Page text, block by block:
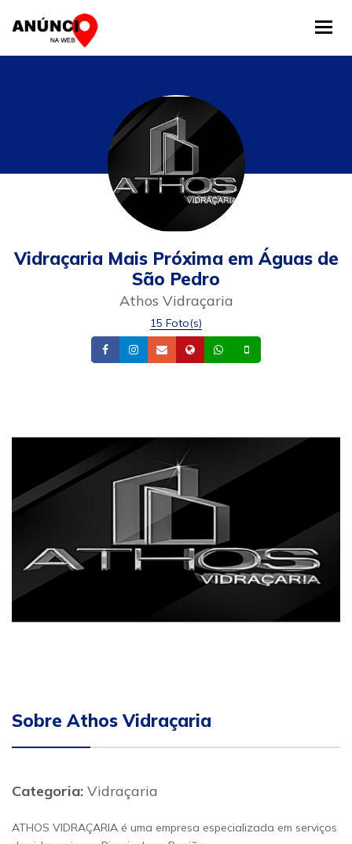
Vidraçaria Mais Próxima em Águas de
São Pedro
Athos Vidraçaria
15 Foto(s)
FacebookInstagram
Email Site Whatsapp
Sobre Athos Vidraçaria
Categoria: Vidraçaria
ATHOS VIDRAÇARIA é uma empresa especializada em serviços